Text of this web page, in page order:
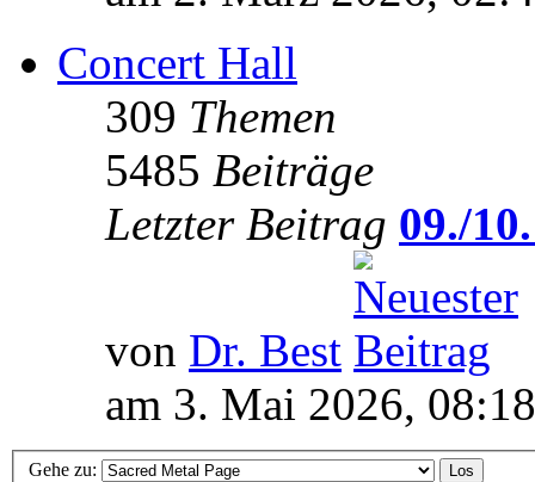
Concert Hall
309 Themen
5485 Beiträge
Letzter Beitrag 09./
von Dr. Best
am 3. Mai 2026, 08:18
Gehe zu: